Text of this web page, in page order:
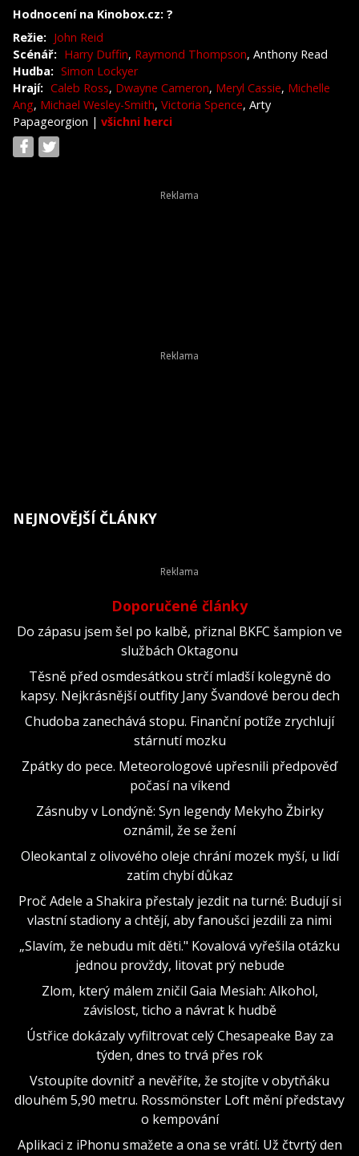
Hodnocení na Kinobox.cz: ?
Režie: John Reid
Scénář: Harry Duffin, Raymond Thompson, Anthony Read
Hudba: Simon Lockyer
Hrají: Caleb Ross, Dwayne Cameron, Meryl Cassie, Michelle
Ang, Michael Wesley-Smith, Victoria Spence, Arty
Papageorgion | všichni herci
NEJNOVĚJŠÍ ČLÁNKY
Doporučené články
Do zápasu jsem šel po kalbě, přiznal BKFC šampion ve
službách Oktagonu
Těsně před osmdesátkou strčí mladší kolegyně do
kapsy. Nejkrásnější outfity Jany Švandové berou dech
Chudoba zanechává stopu. Finanční potíže zrychlují
stárnutí mozku
Zpátky do pece. Meteorologové upřesnili předpověď
počasí na víkend
Zásnuby v Londýně: Syn legendy Mekyho Žbirky
oznámil, že se žení
Oleokantal z olivového oleje chrání mozek myší, u lidí
zatím chybí důkaz
Proč Adele a Shakira přestaly jezdit na turné: Budují si
vlastní stadiony a chtějí, aby fanoušci jezdili za nimi
„Slavím, že nebudu mít děti." Kovalová vyřešila otázku
jednou provždy, litovat prý nebude
Zlom, který málem zničil Gaia Mesiah: Alkohol,
závislost, ticho a návrat k hudbě
Ústřice dokázaly vyfiltrovat celý Chesapeake Bay za
týden, dnes to trvá přes rok
Vstoupíte dovnitř a nevěříte, že stojíte v obytňáku
dlouhém 5,90 metru. Rossmönster Loft mění představy
o kempování
Aplikaci z iPhonu smažete a ona se vrátí. Už čtvrtý den